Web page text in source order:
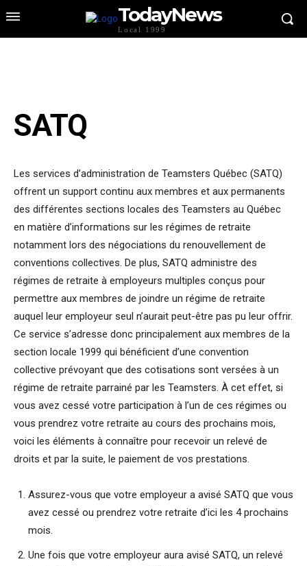
TodayNews
Local 1999
SATQ
Les services d’administration de Teamsters Québec (SATQ)
offrent un support continu aux membres et aux permanents
des différentes sections locales des Teamsters au Québec
en matière d’informations sur les régimes de retraite
notamment lors des négociations du renouvellement de
conventions collectives. De plus, SATQ administre des
régimes de retraite à employeurs multiples conçus pour
permettre aux membres de joindre un régime de retraite
auquel leur employeur seul n’aurait peut-être pas pu leur offrir.
Ce service s’adresse donc principalement aux membres de la
section locale 1999 qui bénéficient d’une convention
collective prévoyant que des cotisations sont versées à un
régime de retraite parrainé par les Teamsters. À cet effet, si
vous avez cessé votre participation à l’un de ces régimes ou
vous prendrez votre retraite au cours des prochains mois,
voici les éléments à connaître pour recevoir un relevé de
droits et par la suite, le paiement de vos prestations.
Assurez-vous que votre employeur a avisé SATQ que vous
avez cessé ou prendrez votre retraite d’ici les 4 prochains
mois.
Une fois que votre employeur aura avisé SATQ, un relevé